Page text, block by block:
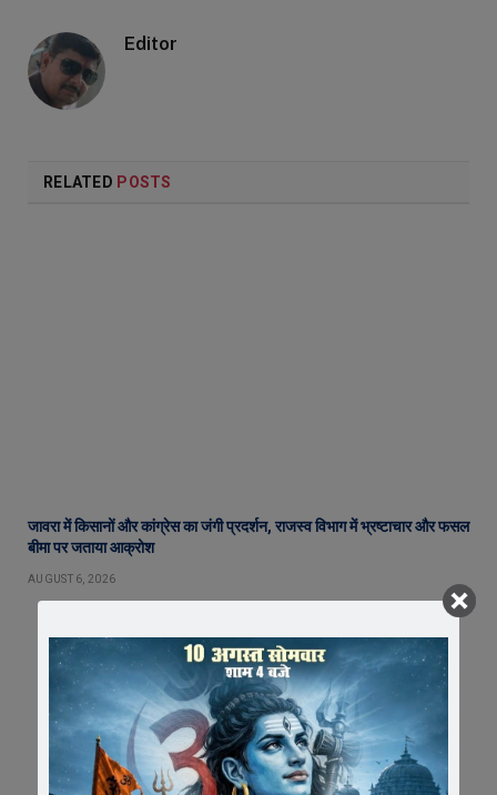
Editor
RELATED POSTS
जावरा में किसानों और कांग्रेस का जंगी प्रदर्शन, राजस्व विभाग में भ्रष्टाचार और फसल
बीमा पर जताया आक्रोश
AUGUST 6, 2026